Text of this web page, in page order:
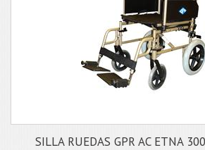
SILLA RUEDAS GPR AC ETNA